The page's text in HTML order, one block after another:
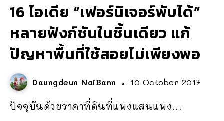
16 ไอเดีย “เฟอร์นิเจอร์พับได้”
หลายฟังก์ชันในชิ้นเดียว แก้
ปัญหาพื้นที่ใช้สอยไม่เพียงพอ
Daungdeun NaiBann 10 October 2017
ปัจจุบันด้วยราคาที่ดินที่แพงแสนแพง...